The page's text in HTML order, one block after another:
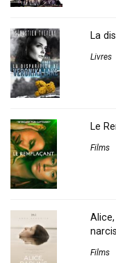
La
Livres
Le
Films
Films